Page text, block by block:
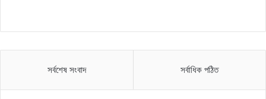
সর্বশেষ সংবাদ সর্বাধিক পঠিত